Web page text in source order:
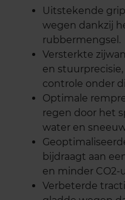
Uitstekende
wegen dankzij
rubbermengsel.
Versterkte
en
controle onder
Optimale
regen door het
water en
bijdraagt aan
en minder CO2-
Verbeterde